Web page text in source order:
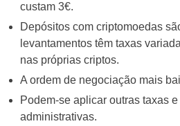
custam 3€.
Depósitos com criptomoedas
levantamentos têm taxas
nas próprias criptos.
A ordem de negociação mais
Podem-se aplicar outras taxas
administrativas.